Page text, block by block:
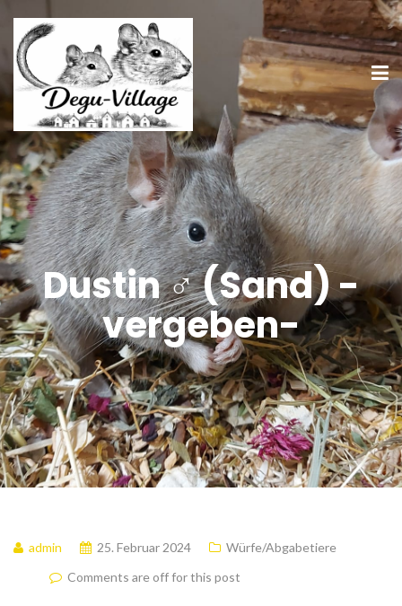
Dustin ♂ (Sand) -
vergeben-
admin 25. Februar 2024
Würfe/Abgabetiere
Comments are off for this post